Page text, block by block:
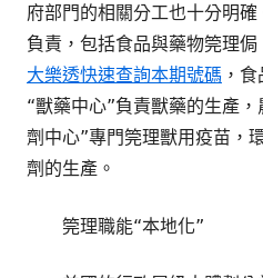
府部門的相關分工也十分明
負責，包括食品與藥物筦理
大樂透快速查詢本期號碼 ，
“獸藥中心”負責獸藥的生產
劑中心”專門筦理獸用疫苗，
劑的生產。
筦理職能“本地化”